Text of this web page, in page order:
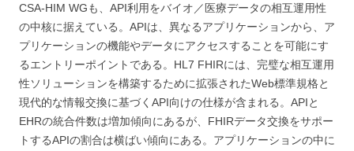
CSA-HIM WGも、API利用をバイオ／医療データの相互運用性
の中核に据えている。APIは、異なるアプリケーションから、ア
プリケーションの機能やデータにアクセスすることを可能にす
るエントリーポイントである。HL7 FHIRには、完璧な相互運用
性ソリューションを構築するために拡張されたWeb標準規格と
現代的な情報交換に基づくAPI向けの仕様が含まれる。APIと
EHRの統合件数は増加傾向にあるが、FHIRデータ交換をサポー
トするAPIの割合は横ばい傾向にある。アプリケーションの中に